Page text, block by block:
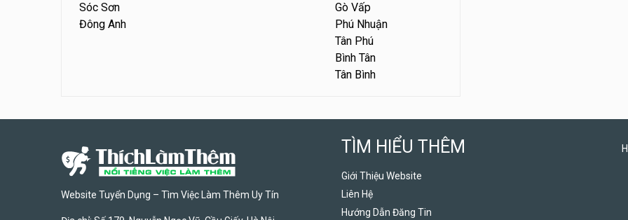
Sóc Sơn
Đông Anh
Gò Vấp
Phú Nhuận
Tân Phú
Bình Tân
Tân Bình
Website Tuyển Dụng – Tìm Việc Làm Thêm Uy Tín
TÌM HIỂU THÊM
Giới Thiệu Website
Liên Hệ
Hướng Dẫn Đăng Tin